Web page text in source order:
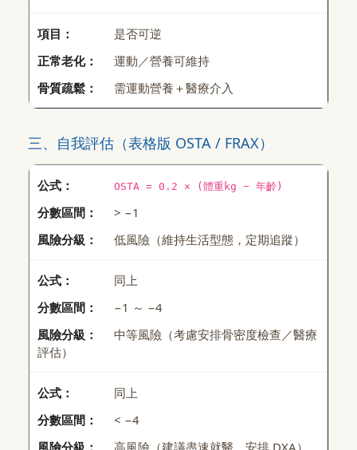
是否可逆
運動／營養可維持
需運動營養＋醫療介入
三、自我評估（表格版 OSTA / FRAX）
OSTA = 0.2 × (體重kg − 年齡)
> −1
低風險（維持生活型態，定期追蹤）
同上
−1 ～ −4
中等風險（考慮安排骨密度檢查／醫療
評估）
同上
< −4
高風險（建議盡速就醫，安排 DXA）